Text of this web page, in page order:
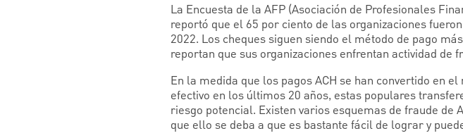
La Encuesta de la AFP (Asociación de Profesionales
reportó que el 65 por ciento de las organizaciones
2022. Los cheques siguen siendo el método de pago
reportan que sus organizaciones enfrentan actividad de
En la medida que los pagos ACH se han convertido en
efectivo en los últimos 20 años, estas populares
riesgo potencial. Existen varios esquemas de fraude de
que ello se deba a que es bastante fácil de lograr y